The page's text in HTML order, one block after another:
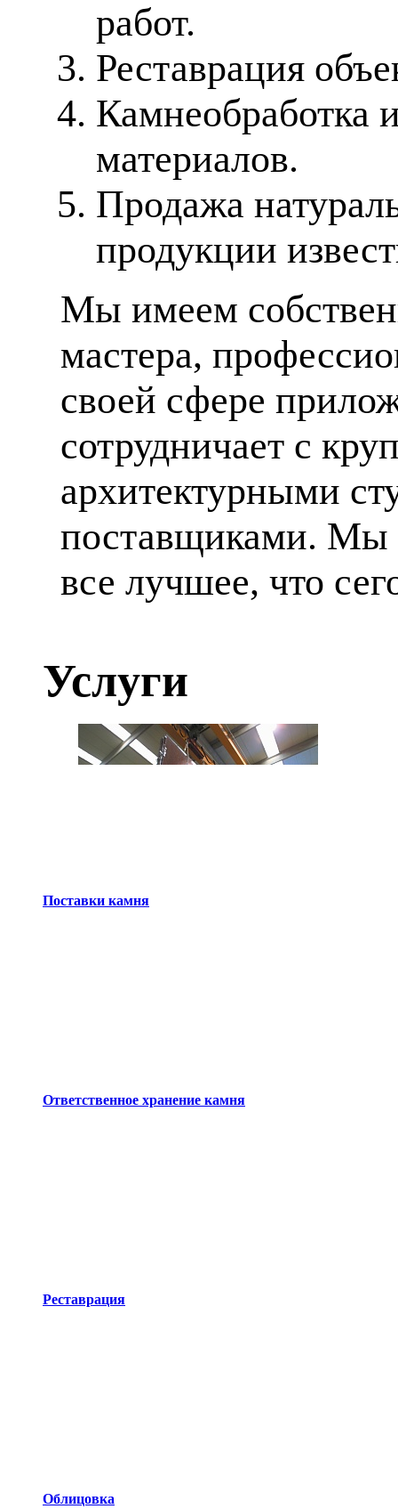
работ.
Реставрация
Камнеобработка
материалов.
Продажа
продукции
Мы имеем
мастера,
своей сфере
сотрудничает с
архитектурными
поставщиками. Мы
все лучшее, что
Услуги
Поставки камня
Ответственное хранение камня
Реставрация
Облицовка